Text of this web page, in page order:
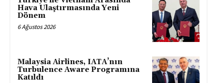
Hava Ulaştırmasında Yeni
Dönem
6 Ağustos 2026
Malaysia Airlines, IATA’nın
Turbulence Aware Programına
Katıldı